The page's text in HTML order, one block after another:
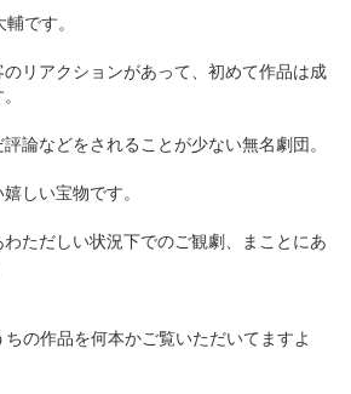
です。
リアクションがあって、初めて作品は成
論などをされることが少ない無名劇団。
しい宝物です。
ただしい状況下でのご観劇、まことにあ
の作品を何本かご覧いただいてますよ